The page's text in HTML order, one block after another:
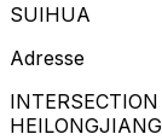
SUIHUA
Adresse